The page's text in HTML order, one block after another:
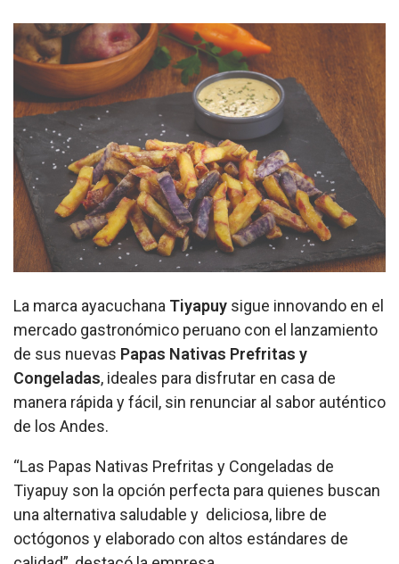
La marca ayacuchana Tiyapuy sigue innovando en el
mercado gastronómico peruano con el lanzamiento
de sus nuevas Papas Nativas Prefritas y
Congeladas, ideales para disfrutar en casa de
manera rápida y fácil, sin renunciar al sabor auténtico
de los Andes.
“Las Papas Nativas Prefritas y Congeladas de
Tiyapuy son la opción perfecta para quienes buscan
una alternativa saludable y deliciosa, libre de
octógonos y elaborado con altos estándares de